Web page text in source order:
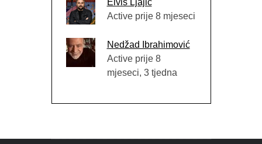
Active prije 8 mjeseci
Nedžad Ibrahimović
Active prije 8
mjeseci, 3 tjedna